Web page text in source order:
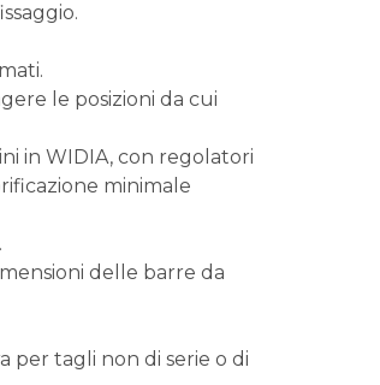
le posizioni da cui
in WIDIA, con regolatori
minimale
delle barre da
per tagli non di serie o di